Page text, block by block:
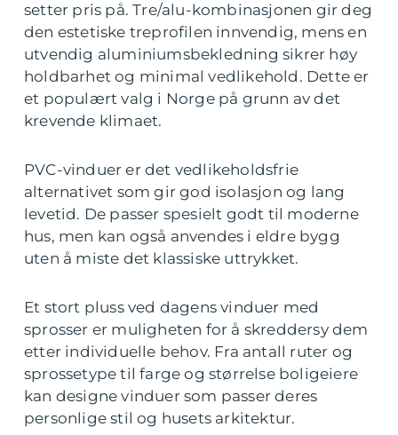
setter pris på. Tre/alu-kombinasjonen gir deg
den estetiske treprofilen innvendig, mens en
utvendig aluminiumsbekledning sikrer høy
holdbarhet og minimal vedlikehold. Dette er
et populært valg i Norge på grunn av det
krevende klimaet.
PVC-vinduer er det vedlikeholdsfrie
alternativet som gir god isolasjon og lang
levetid. De passer spesielt godt til moderne
hus, men kan også anvendes i eldre bygg
uten å miste det klassiske uttrykket.
Et stort pluss ved dagens vinduer med
sprosser er muligheten for å skreddersy dem
etter individuelle behov. Fra antall ruter og
sprossetype til farge og størrelse boligeiere
kan designe vinduer som passer deres
personlige stil og husets arkitektur.